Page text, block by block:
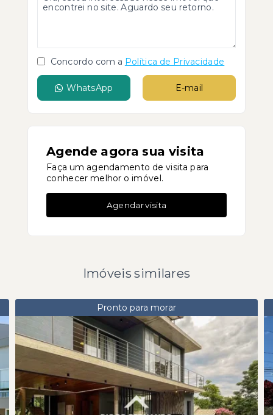
Concordo com a Política de Privacidade
WhatsApp E-mail
Agende agora sua visita
Faça um agendamento de visita para
conhecer melhor o imóvel.
Agendar visita
Imóveis similares
Pronto para morar